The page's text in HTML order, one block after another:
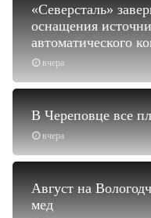
вчера
«Северсталь»
оснащения
автоматического
вчера
В Череповце все
Август на
мед